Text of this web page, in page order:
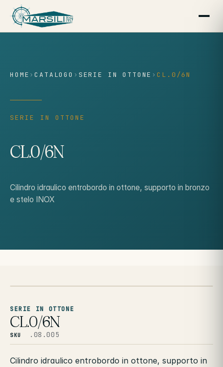
contenuto
HOME ›CATALOGO › SERIE IN OTTONE ›CL.0/6N
SERIE IN OTTONE
CL.0/6N
Cilindro idraulico entrobordo in ottone, supporto in bronzo
e stelo INOX
SERIE IN OTTONE
CL.0/6N
SKU .08.005
Cilindro idraulico entrobordo in ottone, supporto in